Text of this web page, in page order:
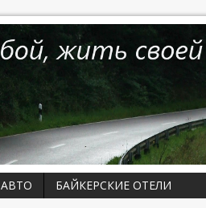
АВТО
БАЙКЕРСКИЕ ОТЕЛИ